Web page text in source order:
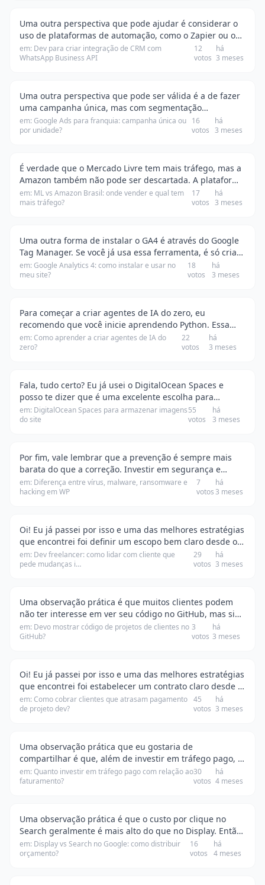
Uma outra perspectiva que pode ajudar é considerar o
uso de plataformas de automação, como o Zapier ou o
Integromat. Essas ferramentas podem facilitar a
integração sem precisar programar tudo do zer…
em: Dev para criar integração de CRM com
WhatsApp Business API
12
votos
há
3 meses
Uma outra perspectiva que pode ser válida é a de fazer
uma campanha única, mas com segmentação
geográfica bem definida. Isso pode facilitar a gestão e a
análise dos resultados, já que você terá todo…
em: Google Ads para franquia: campanha única ou
por unidade?
16
votos
há
3 meses
É verdade que o Mercado Livre tem mais tráfego, mas a
Amazon também não pode ser descartada. A plataforma
está investindo pesado em marketing e logística, e isso
pode trazer um público diferente. Eu…
em: ML vs Amazon Brasil: onde vender e qual tem
mais tráfego?
17
votos
há
3 meses
Uma outra forma de instalar o GA4 é através do Google
Tag Manager. Se você já usa essa ferramenta, é só criar
uma nova tag do tipo 'Google Analytics: GA4
Configuration' e colar o ID da sua proprieda…
em: Google Analytics 4: como instalar e usar no
meu site?
18
votos
há
3 meses
Para começar a criar agentes de IA do zero, eu
recomendo que você inicie aprendendo Python. Essa
linguagem é super acessível e tem uma comunidade
enorme, o que facilita encontrar ajuda. Além disso, …
em: Como aprender a criar agentes de IA do
zero?
22
votos
há
3 meses
Fala, tudo certo? Eu já usei o DigitalOcean Spaces e
posso te dizer que é uma excelente escolha para
armazenar imagens. A configuração é bem simples:
você cria um Space na DigitalOcean, faz o upload…
em: DigitalOcean Spaces para armazenar imagens
do site
55
votos
há
3 meses
Por fim, vale lembrar que a prevenção é sempre mais
barata do que a correção. Investir em segurança e
manutenção do seu site pode evitar custos altos com
recuperação de dados ou perda de reputação. …
em: Diferença entre vírus, malware, ransomware e
hacking em WP
7
votos
há
3 meses
Oi! Eu já passei por isso e uma das melhores estratégias
que encontrei foi definir um escopo bem claro desde o
início do projeto. Quando o cliente me pede mudanças,
eu sempre retorno ao contrato e e…
em: Dev freelancer: como lidar com cliente que
pede mudanças i…
29
votos
há
3 meses
Uma observação prática é que muitos clientes podem
não ter interesse em ver seu código no GitHub, mas sim
em resultados e entregas. Portanto, foque em
apresentar o impacto do seu trabalho, como aume…
em: Devo mostrar código de projetos de clientes no
GitHub?
3
votos
há
3 meses
Oi! Eu já passei por isso e uma das melhores estratégias
que encontrei foi estabelecer um contrato claro desde o
início. Nele, eu coloco prazos de pagamento e as
consequências em caso de atraso. Por…
em: Como cobrar clientes que atrasam pagamento
de projeto dev?
45
votos
há
3 meses
Uma observação prática que eu gostaria de
compartilhar é que, além de investir em tráfego pago, é
fundamental ter uma boa estratégia de SEO e marketing
de conteúdo. Isso pode ajudar a reduzir o cust…
em: Quanto investir em tráfego pago com relação ao
faturamento?
30
votos
há
4 meses
Uma observação prática é que o custo por clique no
Search geralmente é mais alto do que no Display. Então,
se o seu orçamento estiver apertado, pode ser mais
vantajoso focar em campanhas de Display …
em: Display vs Search no Google: como distribuir
orçamento?
16
votos
há
4 meses